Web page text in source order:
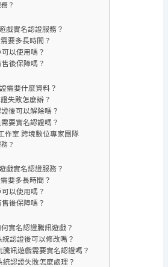
？
戲實名認證服務？
要多長時間？
以使用嗎？
後保障嗎？
需要什麼資料？
失敗怎麼辦？
後可以解除嗎？
要實名認證嗎？
作室 跨境數位專家團隊
？
戲實名認證服務？
要多長時間？
以使用嗎？
後保障嗎？
實名認證騰訊遊戲？
認證後可以修改嗎？
騰訊遊戲需要實名認證嗎？
統認證失敗怎麼處理？